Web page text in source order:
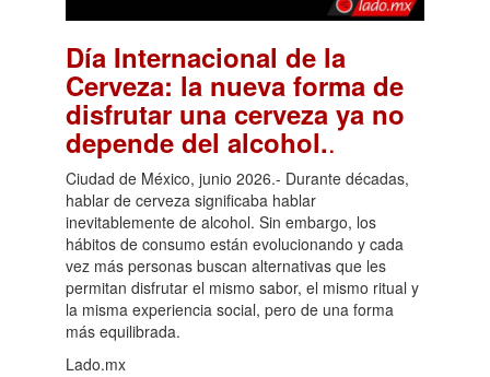
Día Internacional de la
Cerveza: la nueva forma de
disfrutar una cerveza ya no
depende del alcohol..
Ciudad de México, junio 2026.- Durante décadas,
hablar de cerveza significaba hablar
inevitablemente de alcohol. Sin embargo, los
hábitos de consumo están evolucionando y cada
vez más personas buscan alternativas que les
permitan disfrutar el mismo sabor, el mismo ritual y
la misma experiencia social, pero de una forma
más equilibrada.
Lado.mx